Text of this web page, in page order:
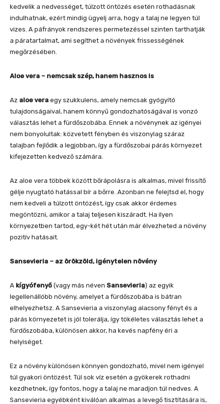
kedvelik a nedvességet, túlzott öntözés esetén rothadásnak
indulhatnak, ezért mindig ügyelj arra, hogy a talaj ne legyen túl
vizes. A páfrányok rendszeres permetezéssel szinten tarthatják
a páratartalmat, ami segíthet a növények frissességének
megőrzésében.
Aloe vera – nemcsak szép, hanem hasznos is
Az aloe vera egy szukkulens, amely nemcsak gyógyító
tulajdonságaival, hanem könnyű gondozhatóságával is vonzó
választás lehet a fürdőszobába. Ennek a növénynek az igényei
nem bonyolultak: közvetett fényben és viszonylag száraz
talajban fejlődik a legjobban, így a fürdőszobai párás környezet
kifejezetten kedvező számára.
Az aloe vera többek között bőrápolásra is alkalmas, mivel frissítő
gélje nyugtató hatással bír a bőrre. Azonban ne felejtsd el, hogy
nem kedveli a túlzott öntözést, így csak akkor érdemes
megöntözni, amikor a talaj teljesen kiszáradt. Ha ilyen
környezetben tartod, egy-két hét után már élvezheted a növény
pozitív hatásait.
Sansevieria – az örökzöld, igénytelen növény
A kígyófenyő (vagy más néven Sansevieria) az egyik
legellenállóbb növény, amelyet a fürdőszobába is bátran
elhelyezhetsz. A Sansevieria a viszonylag alacsony fényt és a
párás környezetet is jól tolerálja, így tökéletes választás lehet a
fürdőszobába, különösen akkor, ha kevés napfény éri a
helyiséget.
Ez a növény különösen könnyen gondozható, mivel nem igényel
túl gyakori öntözést. Túl sok víz esetén a gyökerek rothadni
kezdhetnek, így fontos, hogy a talaj ne maradjon túl nedves. A
Sansevieria egyébként kiválóan alkalmas a levegő tisztítására is,